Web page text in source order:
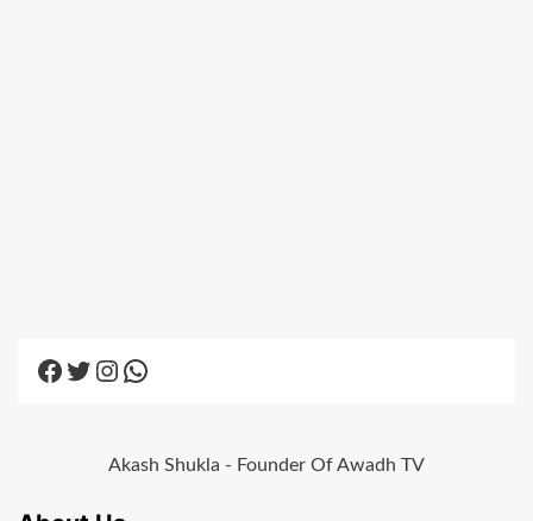
Facebook
Twitter
Instagram
WhatsApp
Akash Shukla - Founder Of Awadh TV